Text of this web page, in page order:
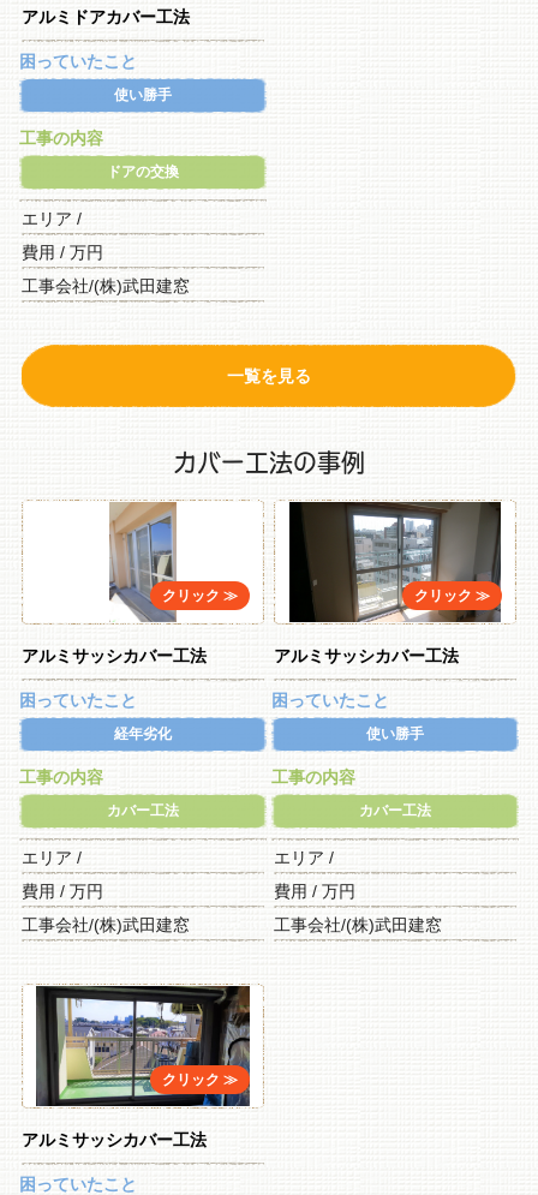
アルミドアカバー工法
困っていたこと
使い勝手
工事の内容
ドアの交換
エリア /
費用 / 万円
工事会社/(株)武田建窓
一覧を見る
カバー工法の事例
アルミサッシカバー工法
困っていたこと
経年劣化
工事の内容
カバー工法
エリア /
費用 / 万円
工事会社/(株)武田建窓
アルミサッシカバー工法
困っていたこと
使い勝手
工事の内容
カバー工法
エリア /
費用 / 万円
工事会社/(株)武田建窓
アルミサッシカバー工法
困っていたこと